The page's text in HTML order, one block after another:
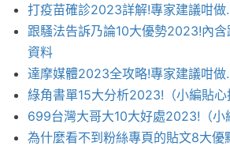
打疫苗確診2023詳解!專家建議咁做
跟騷法告訴乃論10大優勢2023!內
資料
達摩媒體2023全攻略!專家建議咁做
綠角書單15大分析2023!（小編貼心
699台灣大哥大10大好處2023!（小
為什麼看不到粉絲專頁的貼文8大